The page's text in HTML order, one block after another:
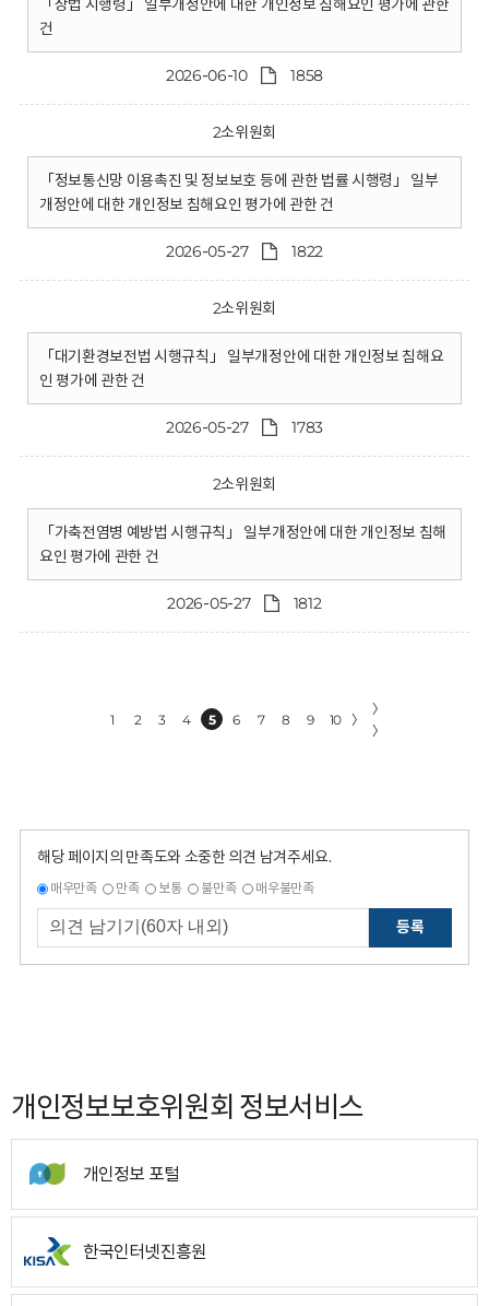
「상법 시행령」 일부개정안에 대한 개인정보 침해요인 평가에 관한
건
2026-06-10 1858
2소위원회
「정보통신망 이용촉진 및 정보보호 등에 관한 법률 시행령」 일부
개정안에 대한 개인정보 침해요인 평가에 관한 건
2026-05-27 1822
2소위원회
「대기환경보전법 시행규칙」 일부개정안에 대한 개인정보 침해요
인 평가에 관한 건
2026-05-27 1783
2소위원회
「가축전염병 예방법 시행규칙」 일부개정안에 대한 개인정보 침해
요인 평가에 관한 건
2026-05-27 1812
1 2 3 4 5 6 7 8 9 10 〉
〉
〉
해당 페이지의 만족도와 소중한 의견 남겨주세요.
매우만족 만족 보통 불만족 매우불만족
등록
개인정보보호위원회 정보서비스
개인정보 포털
한국인터넷진흥원